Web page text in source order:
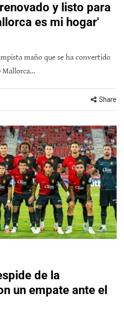
y listo para
es mi hogar'
maño que se ha convertido
Mallorca…
Share
de la
un empate ante el